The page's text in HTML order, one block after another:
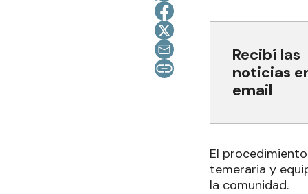
Recibí las
noticias
email
El
temeraria y
la comunidad.